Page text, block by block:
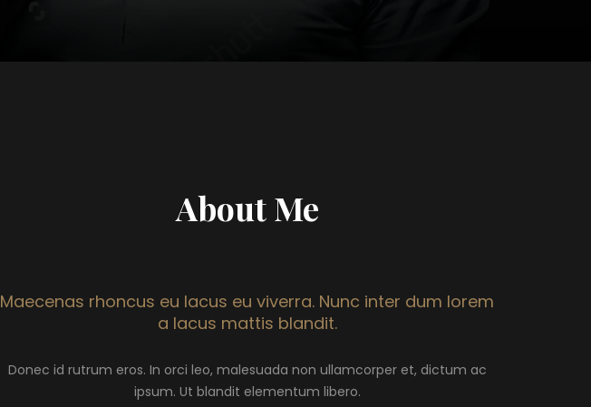
About Me
Maecenas rhoncus eu lacus eu viverra. Nunc inter dum lorem
a lacus mattis blandit.
Donec id rutrum eros. In orci leo, malesuada non ullamcorper et, dictum ac
ipsum. Ut blandit elementum libero.